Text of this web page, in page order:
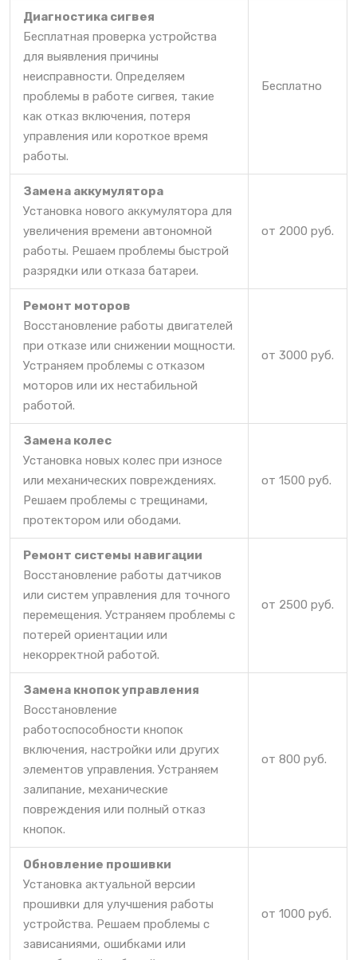
Диагностика сигвея
Бесплатная проверка устройства
для выявления причины
неисправности. Определяем
проблемы в работе сигвея, такие
как отказ включения, потеря
управления или короткое время
работы.
Бесплатно
Замена аккумулятора
Установка нового аккумулятора для
увеличения времени автономной
работы. Решаем проблемы быстрой
разрядки или отказа батареи.
от 2000 руб.
Ремонт моторов
Восстановление работы двигателей
при отказе или снижении мощности.
Устраняем проблемы с отказом
моторов или их нестабильной
работой.
от 3000 руб.
Замена колес
Установка новых колес при износе
или механических повреждениях.
Решаем проблемы с трещинами,
протектором или ободами.
от 1500 руб.
Ремонт системы навигации
Восстановление работы датчиков
или систем управления для точного
перемещения. Устраняем проблемы с
потерей ориентации или
некорректной работой.
от 2500 руб.
Замена кнопок управления
Восстановление
работоспособности кнопок
включения, настройки или других
элементов управления. Устраняем
залипание, механические
повреждения или полный отказ
кнопок.
от 800 руб.
Обновление прошивки
Установка актуальной версии
прошивки для улучшения работы
устройства. Решаем проблемы с
зависаниями, ошибками или
от 1000 руб.